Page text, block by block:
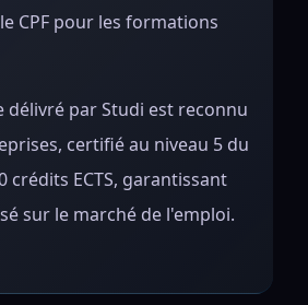
CPF pour les formations
délivré par Studi est reconnu
certifié au niveau 5 du
crédits ECTS, garantissant
sur le marché de l'emploi.